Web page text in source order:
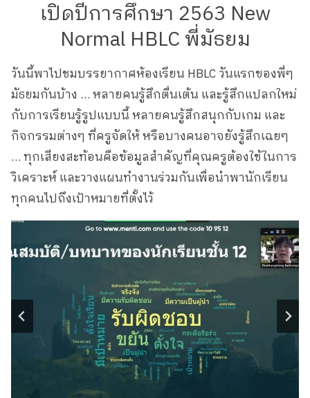
เปิดปีการศึกษา 2563 New
Normal HBLC พี่มัธยม
วันนี้พาไปชมบรรยากาศห้องเรียน HBLC วันแรกของพี่ๆ
มัธยมกันบ้าง … หลายคนรู้สึกตื่นเต้น และรู้สึกแปลกใหม่
กับการเรียนรู้รูปแบบนี้ หลายคนรู้สึกสนุกกับเกม และ
กิจกรรมต่างๆ ที่ครูจัดให้ หรือบางคนอาจยังรู้สึกเฉยๆ
… ทุกเสียงสะท้อนคือข้อมูลสำคัญที่คุณครูต้องใช้ในการ
วิเคราะห์ และวางแผนทำงานร่วมกันเพื่อนำพานักเรียน
ทุกคนไปถึงเป้าหมายที่ตั้งไว้